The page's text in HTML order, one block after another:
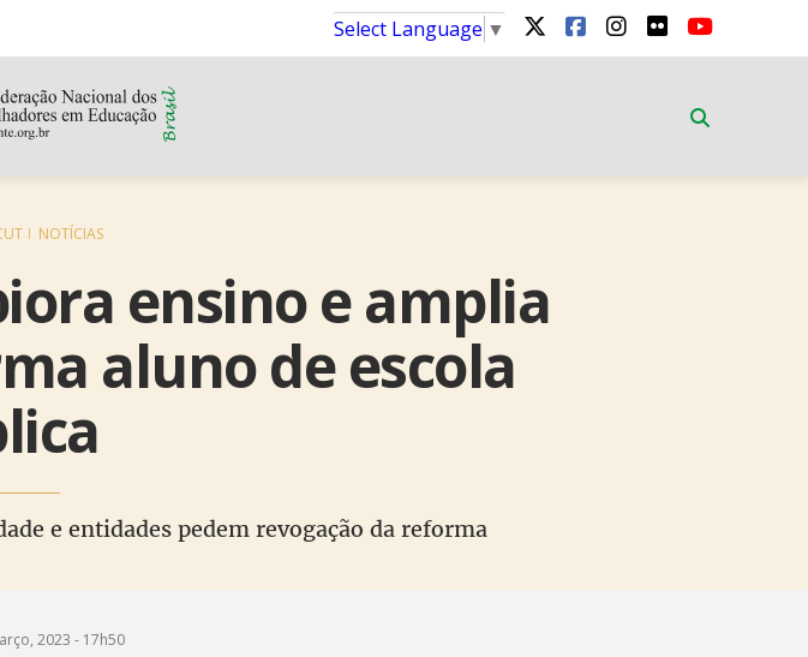
Select Language ▼
NOTÍCIAS
ensino e amplia
aluno de escola
e entidades pedem revogação da reforma
2023 - 17h50